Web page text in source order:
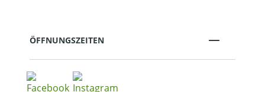
ÖFFNUNGSZEITEN